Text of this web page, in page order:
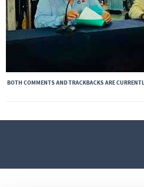
BOTH COMMENTS AND TRACKBACKS ARE